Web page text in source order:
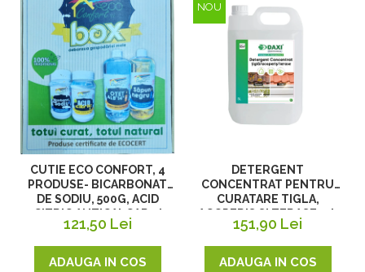
CUTIE ECO CONFORT, 4
PRODUSE- BICARBONAT
DE SODIU, 500G, ACID
CITRIC ANTICALCAR ȘI
ANTIRUGINĂ, 400G, OTET
PENTRU MENAJ, 1L,
121,50 Lei
ADAUGA IN COS
NOU
DETERGENT
CONCENTRAT PENTRU
CURATARE TIGLA,
ACOPERIS SI TERASE, 5 L
151,90 Lei
ADAUGA IN COS